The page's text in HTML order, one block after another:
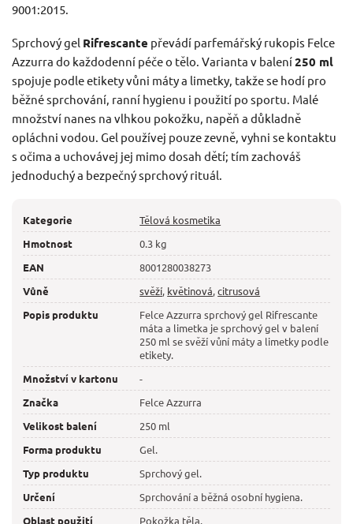
9001:2015.
Sprchový gel Rifrescante převádí parfemářský rukopis Felce
Azzurra do každodenní péče o tělo. Varianta v balení250 ml
spojuje podle etikety vůni máty a limetky, takže se hodí pro
běžné sprchování, ranní hygienu i použití po sportu. Malé
množství nanes na vlhkou pokožku, napěň a důkladně
opláchni vodou. Gel používej pouze zevně, vyhni se kontaktu
s očima a uchovávej jej mimo dosah dětí; tím zachováš
jednoduchý a bezpečný sprchový rituál.
Kategorie
Tělová kosmetika
Hmotnost
0.3 kg
EAN
8001280038273
Vůně
svěží, květinová,citrusová
Popis produktu
Felce Azzurra sprchový gel Rifrescante
máta a limetka je sprchový gel v balení
250 ml se svěží vůní máty a limetky podle
etikety.
Množství v kartonu
-
Značka
Felce Azzurra
Velikost balení
250 ml
Forma produktu
Gel.
Typ produktu
Sprchový gel.
Určení
Sprchování a běžná osobní hygiena.
Oblast použití
Pokožka těla.